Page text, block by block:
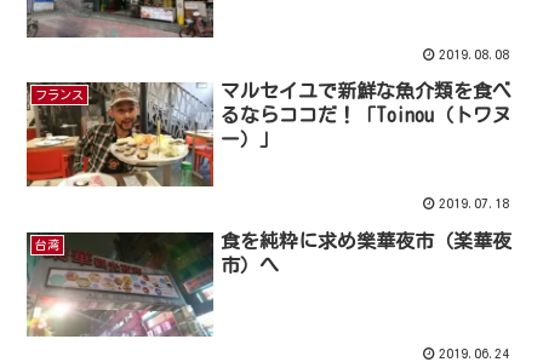
2019.08.08
フランス
マルセイユで新鮮な魚介類を食べ
るならココだ！「Toinou（トワヌ
ー）」
2019.07.18
台湾
食を純粋に求め樂華夜市（楽華夜
市）へ
2019.06.24